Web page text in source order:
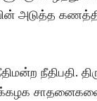
அடுத்த
நீதிபதி.